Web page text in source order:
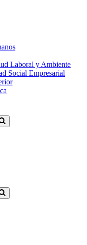
Laboral y Ambiente
Social Empresarial